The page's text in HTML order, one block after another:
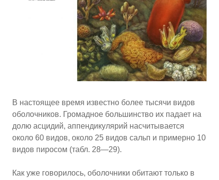
В настоящее время известно более тысячи видов
оболочников. Громадное большинство их падает на
долю асцидий, аппендикулярий насчитывается
около 60 видов, около 25 видов сальп и примерно 10
видов пиросом (табл. 28—29).
Как уже говорилось, оболочники обитают только в